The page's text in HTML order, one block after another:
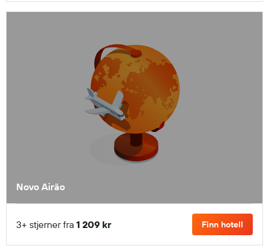
Novo Airão
3+ stjerner fra 1 209 kr Finn hotell